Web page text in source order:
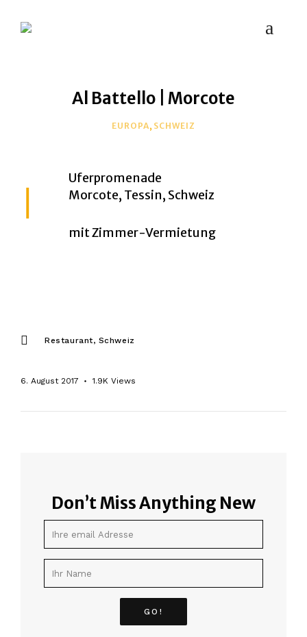
Al Battello | Morcote
EUROPA, SCHWEIZ
Uferpromenade
Morcote, Tessin, Schweiz
mit Zimmer-Vermietung
Restaurant Schweiz
6. August 2017 1.9K Views
Don’t Miss Anything New